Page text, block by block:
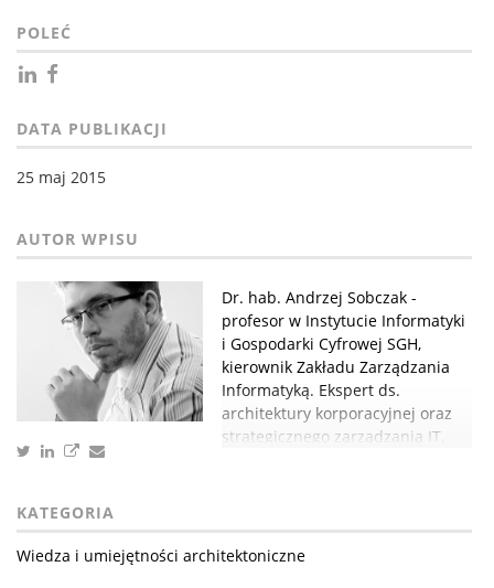
POLEĆ
DATA PUBLIKACJI
25 maj 2015
Dr. hab. Andrzej Sobczak -
profesor w Instytucie Informatyki
i Gospodarki Cyfrowej SGH,
kierownik Zakładu Zarządzania
Informatyką. Ekspert ds.
architektury korporacyjnej oraz
strategicznego zarządzania IT.
KATEGORIA
Wiedza i umiejętności architektoniczne